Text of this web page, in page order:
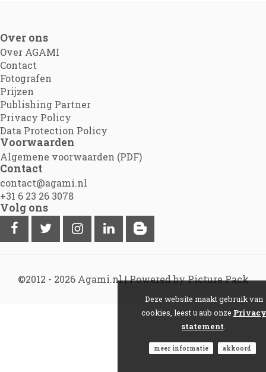
Over ons
Over AGAMI
Contact
Fotografen
Prijzen
Publishing Partner
Privacy Policy
Data Protection Policy
Voorwaarden
Algemene voorwaarden (PDF)
Contact
contact@agami.nl
+31 6 23 26 3078
Volg ons
©2012 - 2026 Agami.nl|Powered by Picture Pack
Deze website maakt gebruik van
cookies, leest u aub onze Privacy
statement
meer informatie akkoord